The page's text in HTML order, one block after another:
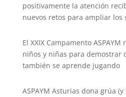
positivamente la atención
nuevos retos para ampliar los
El XXIX Campamento
niños y niñas para demostrar
también se aprende jugando
ASPAYM Asturias dona grúa